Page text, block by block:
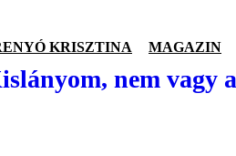
KRISZTINA MAGAZIN
nem vagy